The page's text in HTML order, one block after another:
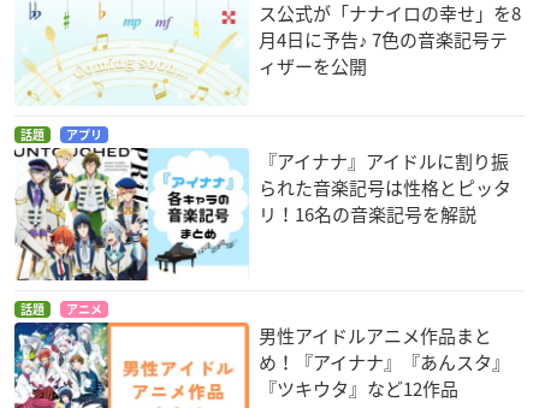
ス公式が「ナナイロの幸せ」を8
月4日に予告♪ 7色の音楽記号テ
ィザーを公開
話題 アプリ
『アイナナ』アイドルに割り振
られた音楽記号は性格とピッタ
リ！16名の音楽記号を解説
話題 アニメ
男性アイドルアニメ作品まと
め！『アイナナ』『あんスタ』
『ツキウタ』など12作品